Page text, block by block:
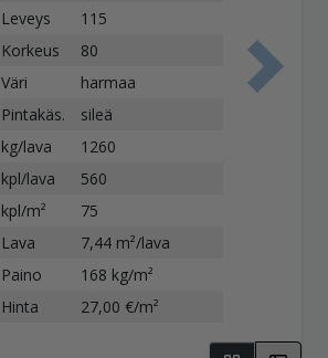
Leveys
115
Korkeus
80
Väri
harmaa
Pintakäs.
sileä
kg/lava
1260
kpl/lava
560
kpl/m²
75
Lava
7,44 m²/lava
Paino
168 kg/m²
Hinta
27,00 €/m²